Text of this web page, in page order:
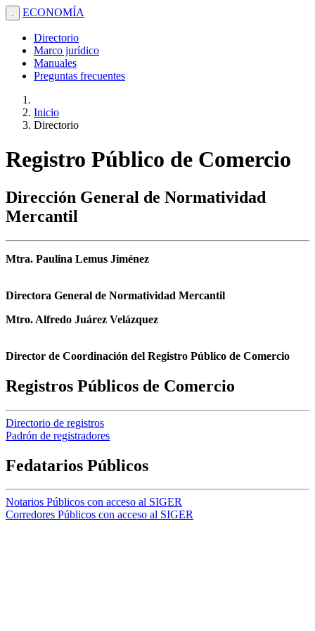
. ECONOMÍA
Directorio
Marco jurídico
Manuales
Preguntas frecuentes
Inicio
Directorio
Registro Público de Comercio
Dirección General de Normatividad
Mercantil
Mtra. Paulina Lemus Jiménez
Directora General de Normatividad Mercantil
Mtro. Alfredo Juárez Velázquez
Director de Coordinación del Registro Público de Comercio
Registros Públicos de Comercio
Directorio de registros
Padrón de registradores
Fedatarios Públicos
Notarios Públicos con acceso al SIGER
Corredores Públicos con acceso al SIGER